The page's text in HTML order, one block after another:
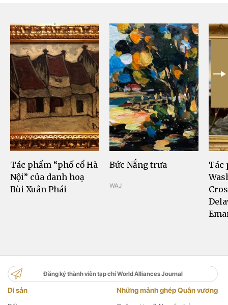
Tác phẩm “phố cổ Hà
Nội” của danh hoạ
Bùi Xuân Phái
Bức Nắng trưa
WAJ
Tác
Di sản Những mảnh ghép Quân vương
Đăng ký thành viên tạp chí World Alliances Journal